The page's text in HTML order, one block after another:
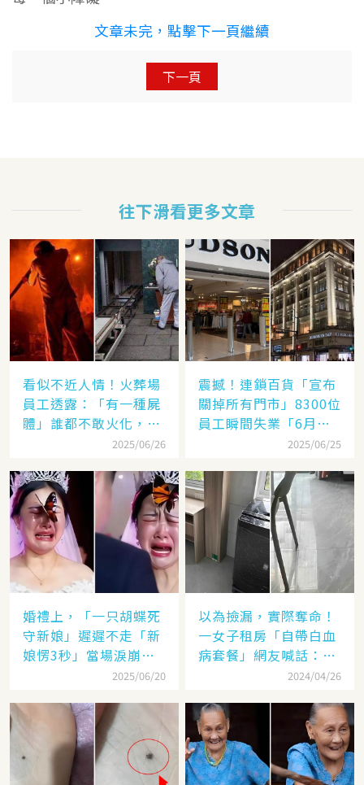
文章未完，點擊下一頁繼續
下一頁
往下滑看更多文章
看似不近人情！火葬場
員工透露：「有一種屍
體」誰都不敢火化，即
便家屬要求也不可以
2025/06/26
震撼！連鎖百貨「宣布
關掉所有門市」8300位
員工瞬間失業「6月中
開啟下波裁員」2025/06/25
婚禮上，「一只胡蝶死
守新娘」遲遲不走「新
娘愣3秒」當場淚崩顫
喊：今天他的真來了
2025/06/20
以為撿漏，實際奪命！
一女子租房「自帶白血
病套餐」網友喊話：趕
2024/04/26